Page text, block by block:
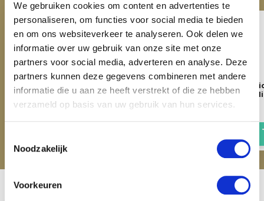
We gebruiken cookies om content en advertenties te
personaliseren, om functies voor social media te bieden
en om ons websiteverkeer te analyseren. Ook delen we
informatie over uw gebruik van onze site met onze
partners voor social media, adverteren en analyse. Deze
partners kunnen deze gegevens combineren met andere
informatie die u aan ze heeft verstrekt of die ze hebben
verzameld op basis van uw gebruik van hun services.
Noodzakelijk
Voorkeuren
Imperial Riding Curry Comb
IRH - Bronze Metallic
Imperial Riding Hoof
- Light Olive